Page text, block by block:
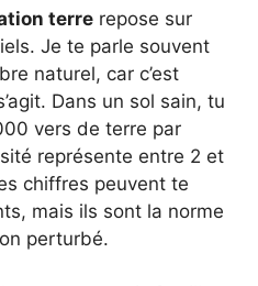
terre repose sur
Je te parle souvent
naturel, car c’est
Dans un sol sain, tu
vers de terre par
représente entre 2 et
chiffres peuvent te
mais ils sont la norme
perturbé.